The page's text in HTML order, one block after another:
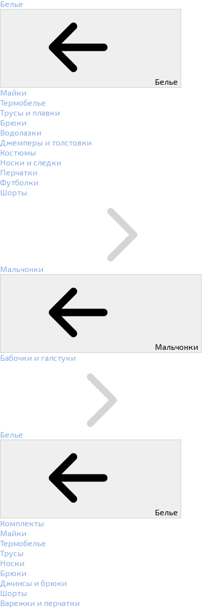
Белье
Белье
Майки
Термобелье
Трусы и плавки
Брюки
Водолазки
Джемперы и толстовки
Костюмы
Носки и следки
Перчатки
Футболки
Шорты
Мальчонки
Мальчонки
Бабочки и галстуки
Белье
Белье
Комплекты
Майки
Термобелье
Трусы
Носки
Брюки
Джинсы и брюки
Шорты
Варежки и перчатки